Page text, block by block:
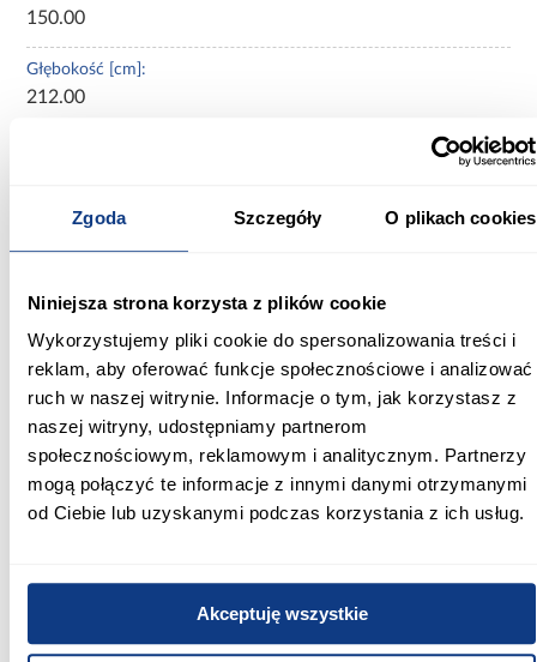
Zgoda Szczegóły O plikach cookies
Niniejsza strona korzysta z plików cookie
Wykorzystujemy pliki cookie do spersonalizowania treści i
reklam, aby oferować funkcje społecznościowe i analizować
ruch w naszej witrynie. Informacje o tym, jak korzystasz z
naszej witryny, udostępniamy partnerom
społecznościowym, reklamowym i analitycznym. Partnerzy
mogą połączyć te informacje z innymi danymi otrzymanymi
od Ciebie lub uzyskanymi podczas korzystania z ich usług.
Akceptuję wszystkie
150.00
Głębokość [cm]:
212.00
Wysokość do siedziska [cm]:
31.00
Szerokość pow. spania [cm]:
140.00
Powierzchnia spania [cm]:
140x200
Rozmiar materaca [cm]:
140x200